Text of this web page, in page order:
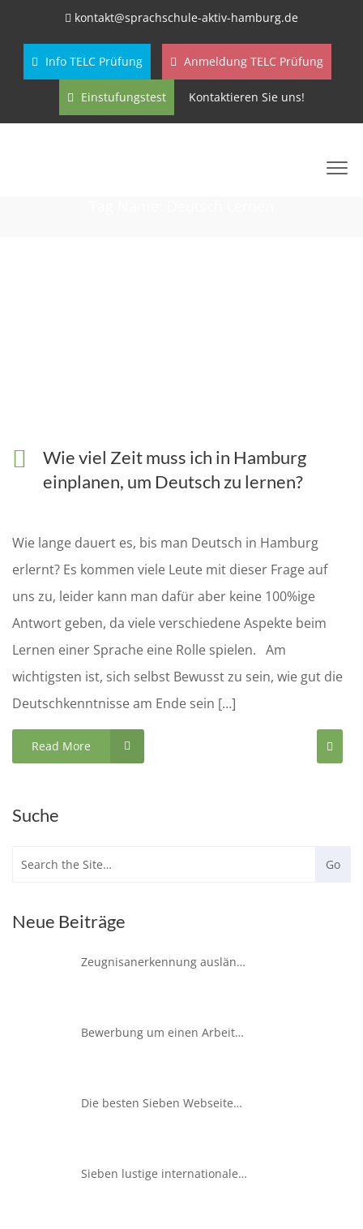
kontakt@sprachschule-aktiv-hamburg.de
Info TELC Prüfung Anmeldung TELC Prüfung
Einstufungstest Kontaktieren Sie uns!
Wie viel Zeit muss ich in Hamburg
einplanen, um Deutsch zu lernen?
Wie lange dauert es, bis man Deutsch in Hamburg
erlernt? Es kommen viele Leute mit dieser Frage auf
uns zu, leider kann man dafür aber keine 100%ige
Antwort geben, da viele verschiedene Aspekte beim
Lernen einer Sprache eine Rolle spielen. Am
wichtigsten ist, sich selbst Bewusst zu sein, wie gut die
Deutschkenntnisse am Ende sein […]
Read More
Suche
Neue Beiträge
Zeugnisanerkennung ausländischer Bildungs- und Berufsabschlüsse in Hamburg – So funktioniert´s
Bewerbung um einen Arbeitsplatz in Hamburg – Wichtige kulturelle Aspekte
Die besten Sieben Webseiten für Deutschlernende
Sieben lustige internationale Sprichwörter für Angeber